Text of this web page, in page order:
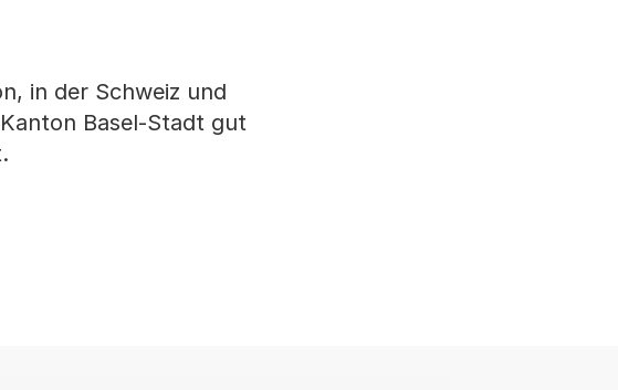
in der Schweiz und
Basel-Stadt gut